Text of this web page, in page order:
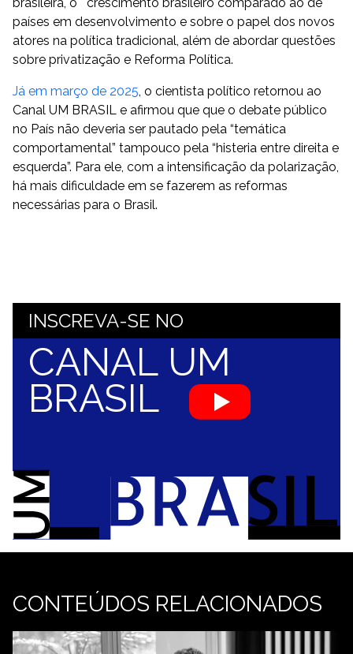
países em desenvolvimento e sobre o papel dos novos
atores na política tradicional, além de abordar questões
sobre privatização e Reforma Política.
Já em março de 2025, o cientista político retornou ao
Canal UM BRASIL e afirmou que que o debate público
no País não deveria ser pautado pela “temática
comportamental” tampouco pela “histeria entre direita e
esquerda”. Para ele, com a intensificação da polarização,
há mais dificuldade em se fazerem as reformas
necessárias para o Brasil.
INSCREVA-SE NO
CANAL UM
BRASIL
CONTEÚDOS RELACIONADOS